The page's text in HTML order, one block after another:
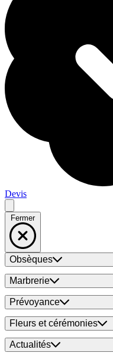
Devis
Fermer
Obsèques
Marbrerie
Prévoyance
Fleurs et cérémonies
Actualités